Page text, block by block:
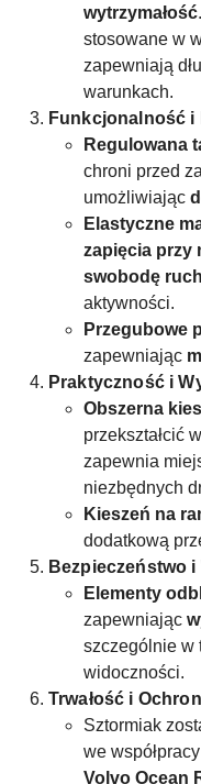
wytrzymałość
stosowane w
zapewniają
warunkach.
Funkcjonalność i
Regulowana
chroni przed
umożliwiając
Elastyczne
zapięcia przy
swobodę
aktywności.
Przegubowe
zapewniając
Praktyczność i
Obszerna
przekształcić w
zapewnia
niezbędnych
Kieszeń na
dodatkową
Bezpieczeństwo
Elementy
zapewniając
szczególnie w
widoczności.
Trwałość i
Sztormiak
we
Volvo Ocean